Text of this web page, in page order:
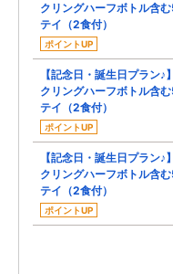
クリングハーフボトル含
テイ（2食付）
ポイントUP
【記念日・誕生日プラン♪
クリングハーフボトル含
テイ（2食付）
ポイントUP
【記念日・誕生日プラン♪
クリングハーフボトル含
テイ（2食付）
ポイントUP